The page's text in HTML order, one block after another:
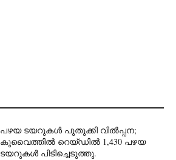
പഴയ ടയറുകൾ പുതുക്കി വിൽപ്പന;
കുവൈത്തിൽ റെയ്ഡിൽ 1,430 പഴയ
ടയറുകൾ പിടിച്ചെടുത്തു.